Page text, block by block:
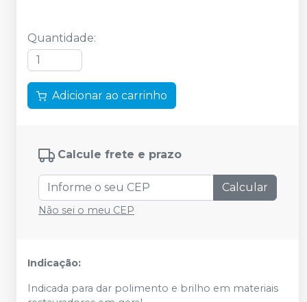
Quantidade:
Adicionar ao carrinho
Calcule frete e prazo
Calcular
Não sei o meu CEP
Indicação:
Indicada para dar polimento e brilho em materiais